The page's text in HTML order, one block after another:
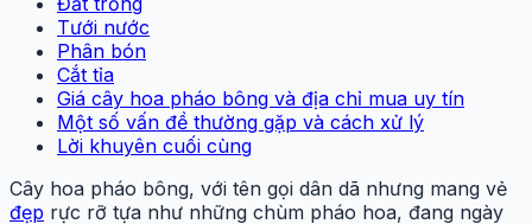
Tưới nước
Phân bón
Cắt tỉa
Giá cây hoa pháo bông và địa chỉ mua uy tín
Một số vấn đề thường gặp và cách xử lý
Lời khuyên cuối cùng
Cây hoa pháo bông, với tên gọi dân dã nhưng mang vẻ
đẹp rực rỡ tựa như những chùm pháo hoa, đang ngày